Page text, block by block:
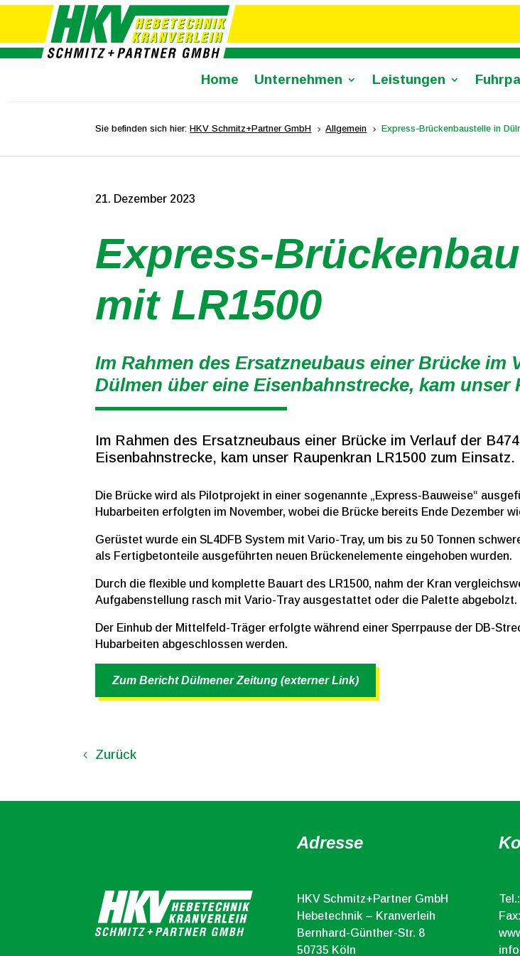
Home Unternehmen Leistungen
Sie befinden sich hier: HKV Schmitz+Partner GmbH 5 Allgemein 5 Express-Brückenbaustelle in
21. Dezember 2023
Express-
mit LR1500
Im Rahmen des Ersatzneubaus einer Brücke im
Dülmen über eine Eisenbahnstrecke, kam unser
Im Rahmen des Ersatzneubaus einer Brücke im Verlauf der
Eisenbahnstrecke, kam unser Raupenkran LR1500 zum Einsatz.
Die Brücke wird als Pilotprojekt in einer sogenannte „Express-Bauweise“
Hubarbeiten erfolgten im November, wobei die Brücke bereits Ende Dezember
Gerüstet wurde ein SL4DFB System mit Vario-Tray, um bis zu 50 Tonnen
als Fertigbetonteile ausgeführten neuen Brückenelemente eingehoben wurden.
Durch die flexible und komplette Bauart des LR1500, nahm der Kran
Aufgabenstellung rasch mit Vario-Tray ausgestattet oder die Palette abgebolzt.
Der Einhub der Mittelfeld-Träger erfolgte während einer Sperrpause der DB-
Hubarbeiten abgeschlossen werden.
Zum Bericht Dülmener Zeitung (externer Link)
Zurück
Adresse
HKV Schmitz+Partner GmbH
Hebetechnik – Kranverleih
Bernhard-Günther-Str. 8
50735 Köln
Tel.: